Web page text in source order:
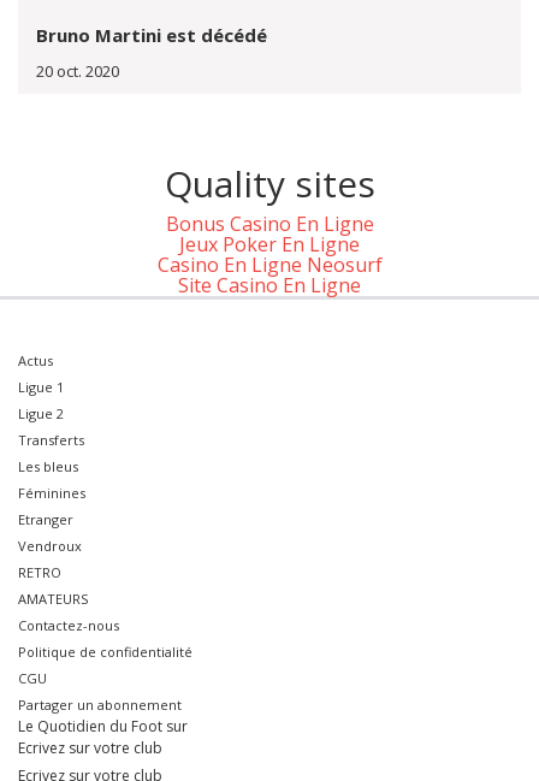
Bruno Martini est décédé
20 oct. 2020
Quality sites
Bonus Casino En Ligne
Jeux Poker En Ligne
Casino En Ligne Neosurf
Site Casino En Ligne
Actus
Ligue 1
Ligue 2
Transferts
Les bleus
Féminines
Etranger
Vendroux
RETRO
AMATEURS
Contactez-nous
Politique de confidentialité
CGU
Partager un abonnement
Le Quotidien du Foot sur
Ecrivez sur votre club
Ecrivez sur votre club